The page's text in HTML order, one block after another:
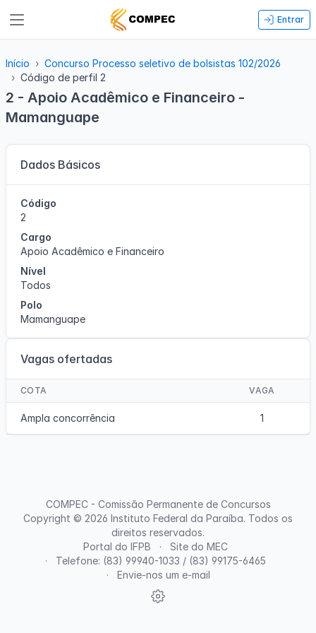
Entrar
Início
Concurso Processo seletivo de bolsistas 102/2026
Código de perfil 2
2 - Apoio Acadêmico e Financeiro -
Mamanguape
Dados Básicos
Código
2
Cargo
Apoio Acadêmico e Financeiro
Nível
Todos
Polo
Mamanguape
Vagas ofertadas
COTA VAGA
Ampla concorrência 1
Portal do IFPB
Site do MEC
Telefone: (83) 99940-1033 / (83) 99175-6465
Envie-nos um e-mail
COMPEC - Comissão Permanente de Concursos
Copyright © 2026 Instituto Federal da Paraíba. Todos os
direitos reservados.